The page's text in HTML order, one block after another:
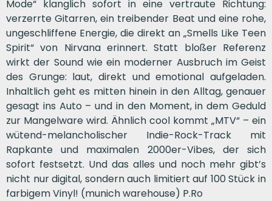
Mode“ klanglich sofort in eine vertraute Richtung:
verzerrte Gitarren, ein treibender Beat und eine rohe,
ungeschliffene Energie, die direkt an „Smells Like Teen
Spirit“ von Nirvana erinnert. Statt bloßer Referenz
wirkt der Sound wie ein moderner Ausbruch im Geist
des Grunge: laut, direkt und emotional aufgeladen.
Inhaltlich geht es mitten hinein in den Alltag, genauer
gesagt ins Auto – und in den Moment, in dem Geduld
zur Mangelware wird. Ähnlich cool kommt „MTV“ – ein
wütend-melancholischer Indie-Rock-Track mit
Rapkante und maximalen 2000er-Vibes, der sich
sofort festsetzt. Und das alles und noch mehr gibt’s
nicht nur digital, sondern auch limitiert auf 100 Stück in
farbigem Vinyl! (munich warehouse) P.Ro